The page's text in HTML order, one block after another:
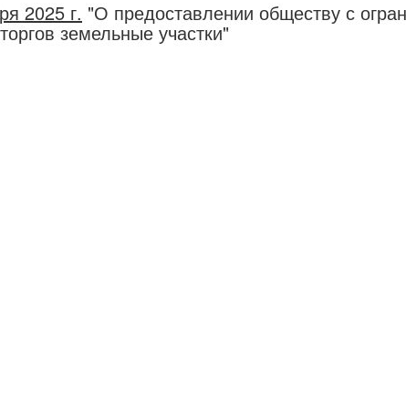
2025 г. "О предоставлении обществу с
земельные участки"